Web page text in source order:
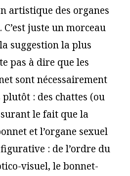
artistique des organes
juste un morceau
suggestion la plus
pas à dire que les
sont nécessairement
plutôt : des chattes (ou
le fait que la
et l’organe sexuel
: de l’ordre du
visuel, le bonnet-